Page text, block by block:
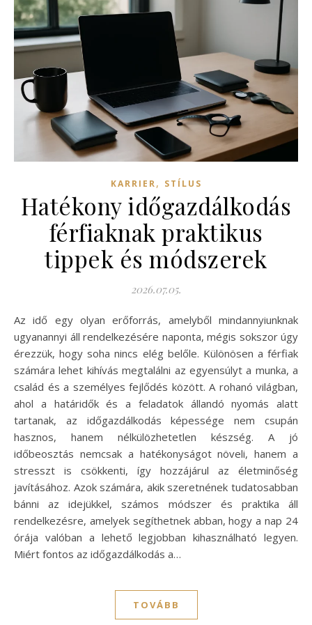
KARRIER, STÍLUS
Hatékony időgazdálkodás
férfiaknak praktikus
tippek és módszerek
2026.07.05.
Az idő egy olyan erőforrás, amelyből mindannyiunknak
ugyanannyi áll rendelkezésére naponta, mégis sokszor úgy
érezzük, hogy soha nincs elég belőle. Különösen a férfiak
számára lehet kihívás megtalálni az egyensúlyt a munka, a
család és a személyes fejlődés között. A rohanó világban,
ahol a határidők és a feladatok állandó nyomás alatt
tartanak, az időgazdálkodás képessége nem csupán
hasznos, hanem nélkülözhetetlen készség. A jó
időbeosztás nemcsak a hatékonyságot növeli, hanem a
stresszt is csökkenti, így hozzájárul az életminőség
javításához. Azok számára, akik szeretnének tudatosabban
bánni az idejükkel, számos módszer és praktika áll
rendelkezésre, amelyek segíthetnek abban, hogy a nap 24
órája valóban a lehető legjobban kihasználható legyen.
Miért fontos az időgazdálkodás a…
TOVÁBB